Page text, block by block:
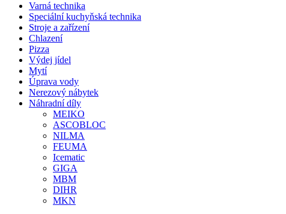
Varná technika
Speciální kuchyňská technika
Stroje a zařízení
Chlazení
Pizza
Výdej jídel
Mytí
Úprava vody
Nerezový nábytek
Náhradní díly
MEIKO
ASCOBLOC
NILMA
FEUMA
Icematic
GIGA
MBM
DIHR
MKN